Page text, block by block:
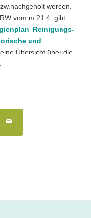
werden.
vom m 21.4. gibt
, Reinigungs-
und
Übersicht über die
.